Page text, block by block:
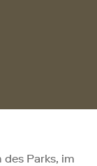
des Parks, im